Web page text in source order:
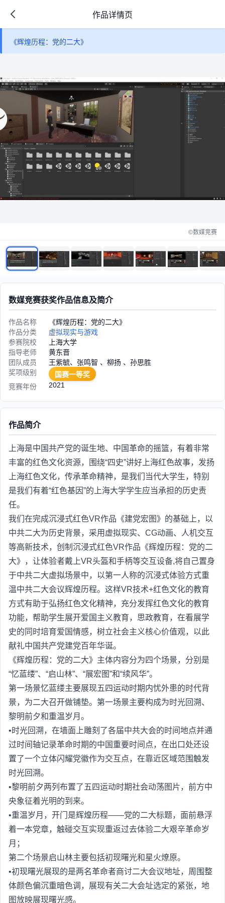
作品详情页
《辉煌历程：党的二大》
©数媒竞赛
数媒竞赛获奖作品信息及简介
作品名称
《辉煌历程：党的二大》
作品分类
虚拟现实与游戏
参赛院校
上海大学
指导老师
黄东晋
团队成员
王紫毓、张鸣智 、柳扬 、孙思胜
奖项级别
国赛一等奖
竞赛年份
2021
作品简介
上海是中国共产党的诞生地、中国革命的摇篮，有着非常
丰富的红色文化资源，围绕“四史”讲好上海红色故事，发扬
上海红色文化，传承革命精神，是我们当代大学生，特别
是我们有着“红色基因”的上海大学学生应当承担的历史责
任。
我们在完成沉浸式红色VR作品《建党宏图》的基础上，以
中共二大为历史背景，采用虚拟现实、CG动画、人机交互
等高新技术，创制沉浸式红色VR作品《辉煌历程：党的二
大》，让体验者戴上VR头盔和手柄等交互设备,将自己置身
于中共二大虚拟场景中，以第一人称的沉浸式体验方式重
温中共二大会议辉煌历程。这样VR技术+红色文化的教育
方式有助于弘扬红色文化精神，充分发挥红色文化的教育
功能，帮助学生展开爱国主义教育，思政教育，在看展学
史的同时培育爱国情感，树立社会主义核心价值观，以此
献礼中国共产党建党百年华诞。
《辉煌历程：党的二大》主体内容分为四个场景，分别是
“忆蓝缕”、“启山林”、“展宏图”和“续风华”。
第一场景忆蓝缕主要展现五四运动时期内忧外患的时代背
景，为二大召开做铺垫。第一场景主要构成为时光回溯、
黎明前夕和重温岁月。
•时光回溯，在墙面上雕刻了各届中共大会的时间地点并通
过时间轴记录革命时期的中国重要时间点，在出口处还设
置了一个立体闪耀党徽作为交互点，在靠近区域范围触发
时光回溯。
•黎明前夕两列布置了五四运动时期社会动荡图片，前方中
央象征着光明的到来。
•重温岁月，开门是辉煌历程——党的二大标题，面前悬浮
着一本党章，触碰交互实现重返过去体验二大艰辛革命岁
月；
第二个场景启山林主要包括初现曙光和星火燎原。
•初现曙光展现的是两名革命者商讨二大会议地址，周围整
体颜色偏沉重暗色调，展现有关二大会址选定的紧张，地
图放映展现曙光感。